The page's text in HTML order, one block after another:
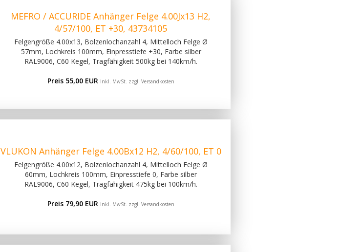
MEFRO / ACCURIDE Anhänger Felge 4.00Jx13 H2,
4/57/100, ET +30, 43734105
Felgengröße 4.00x13, Bolzenlochanzahl 4, Mittelloch Felge Ø
57mm, Lochkreis 100mm, Einpresstiefe +30, Farbe silber
RAL9006, C60 Kegel, Tragfähigkeit 500kg bei 140km/h.
Preis 55,00 EUR Inkl. MwSt. zzgl. Versandkosten
VLUKON Anhänger Felge 4.00Bx12 H2, 4/60/100, ET 0
Felgengröße 4.00x12, Bolzenlochanzahl 4, Mittelloch Felge Ø
60mm, Lochkreis 100mm, Einpresstiefe 0, Farbe silber
RAL9006, C60 Kegel, Tragfähigkeit 475kg bei 100km/h.
Preis 79,90 EUR Inkl. MwSt. zzgl. Versandkosten